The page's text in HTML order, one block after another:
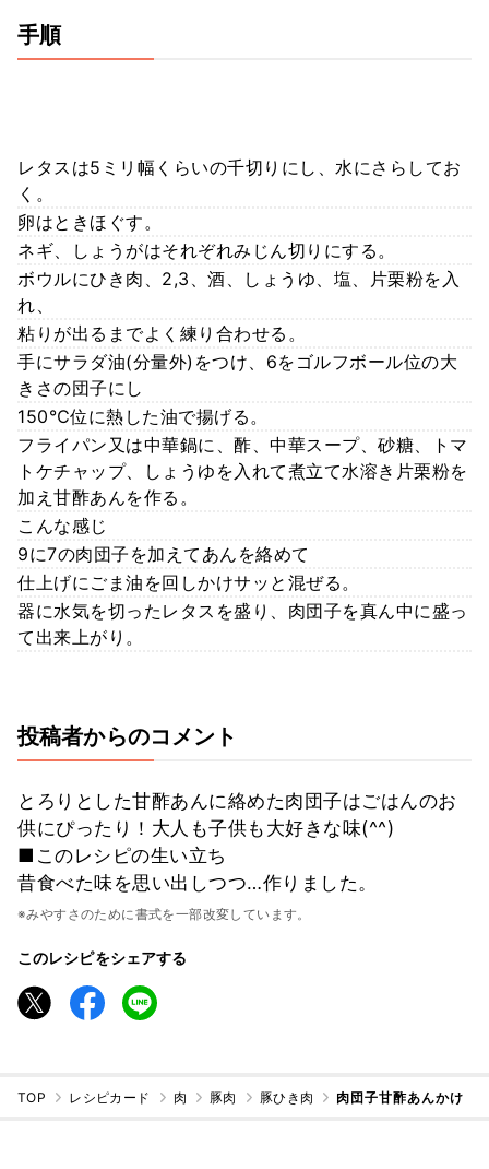
手順
レタスは5ミリ幅くらいの千切りにし、水にさらしてお
く。
卵はときほぐす。
ネギ、しょうがはそれぞれみじん切りにする。
ボウルにひき肉、2,3、酒、しょうゆ、塩、片栗粉を入
れ、
粘りが出るまでよく練り合わせる。
手にサラダ油(分量外)をつけ、6をゴルフボール位の大
きさの団子にし
150℃位に熱した油で揚げる。
フライパン又は中華鍋に、酢、中華スープ、砂糖、トマ
トケチャップ、しょうゆを入れて煮立て水溶き片栗粉を
加え甘酢あんを作る。
こんな感じ
9に7の肉団子を加えてあんを絡めて
仕上げにごま油を回しかけサッと混ぜる。
器に水気を切ったレタスを盛り、肉団子を真ん中に盛っ
て出来上がり。
投稿者からのコメント
とろりとした甘酢あんに絡めた肉団子はごはんのお
供にぴったり！大人も子供も大好きな味(^^)
■このレシピの生い立ち
昔食べた味を思い出しつつ…作りました。
※みやすさのために書式を一部改変しています。
このレシピをシェアする
TOP レシピカード 肉 豚肉 豚ひき肉 肉団子甘酢あんかけ